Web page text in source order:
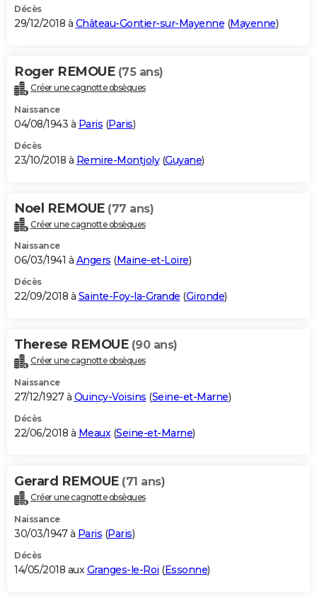
Décès
29/12/2018 à Château-Gontier-sur-Mayenne (Mayenne)
Roger REMOUE (75 ans)
Créer une cagnotte obsèques
Naissance
04/08/1943 à Paris (Paris)
Décès
23/10/2018 à Remire-Montjoly(Guyane)
Noel REMOUE (77 ans)
Créer une cagnotte obsèques
Naissance
06/03/1941 à Angers (Maine-et-Loire)
Décès
22/09/2018 à Sainte-Foy-la-Grande (Gironde)
Therese REMOUE (90 ans)
Créer une cagnotte obsèques
Naissance
27/12/1927 à Quincy-Voisins (Seine-et-Marne)
Décès
22/06/2018 à Meaux(Seine-et-Marne)
Gerard REMOUE (71 ans)
Créer une cagnotte obsèques
Naissance
30/03/1947 à Paris (Paris)
Décès
14/05/2018 auxGranges-le-Roi (Essonne)